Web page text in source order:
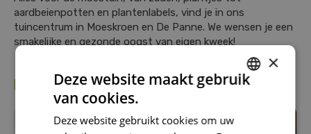
aardbeienpotten en plantenlabels, vind je in ons
tuincentrum in Moeskroen en De Panne. We wensen je een
smakelijke en gezonde oogst van eigen kweek!
KIJK OOK EENS NAAR DE VOLGENDE BERICHTEN:
×
Deze website maakt gebruik
van cookies.
Deze website gebruikt cookies om uw